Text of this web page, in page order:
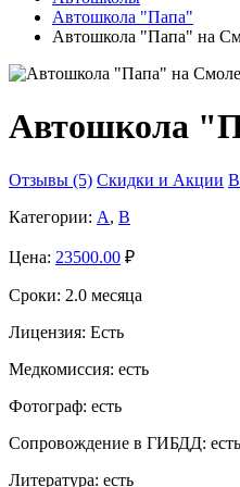
Автошкола "Папа"
Автошкола "Папа" на
Автошкола
Отзывы (5) Скидки и Акции
Категории: A, B
Цена: 23500.00 ₽
Сроки: 2.0 месяца
Лицензия: Есть
Медкомиссия: есть
Фотограф: есть
Сопровождение в ГИБДД: есть
Литература: есть